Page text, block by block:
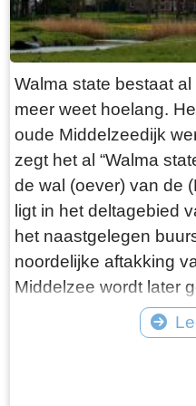
de pont gaat varen!
Walma state bestaat
meer weet hoelang.
oude Middelzeedijk
zegt het al “Walma
de wal (oever) van de
ligt in het deltagebied
het naastgelegen
noordelijke aftakking
Middelzee wordt later
Folsgaasteropvaart.
komt, is de oude